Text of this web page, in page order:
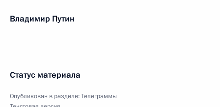
Владимир Путин
Статус материала
Опубликован в разделе:Телеграммы